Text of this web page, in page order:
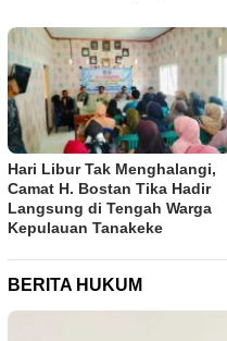
Hari Libur Tak Menghalangi,
Camat H. Bostan Tika Hadir
Langsung di Tengah Warga
Kepulauan Tanakeke
BERITA HUKUM